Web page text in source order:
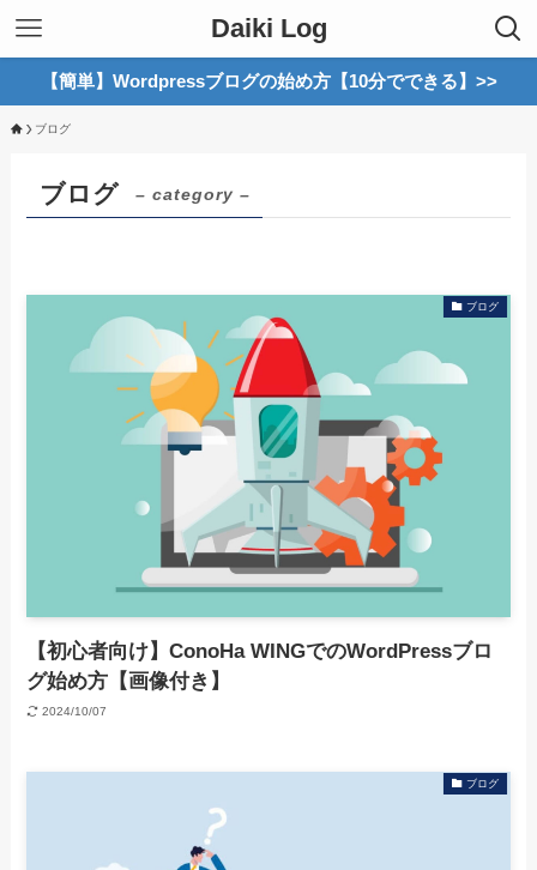
Daiki Log
【簡単】Wordpressブログの始め方【10分でできる】>>
ブログ
ブログ – category –
ブログ
【初心者向け】ConoHa WINGでのWordPressブロ
グ始め方【画像付き】
2024/10/07
ブログ